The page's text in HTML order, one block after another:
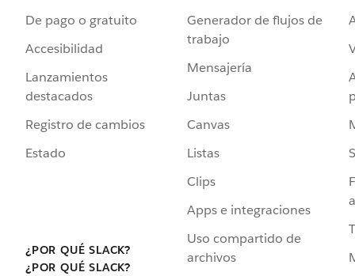
De pago o gratuito
Accesibilidad
Lanzamientos
destacados
Registro de cambios
Estado
¿POR QUÉ SLACK?
¿POR QUÉ SLACK?
Generador de flujos de
trabajo
Mensajería
Juntas
Canvas
Listas
Clips
Apps e integraciones
Uso compartido de
archivos